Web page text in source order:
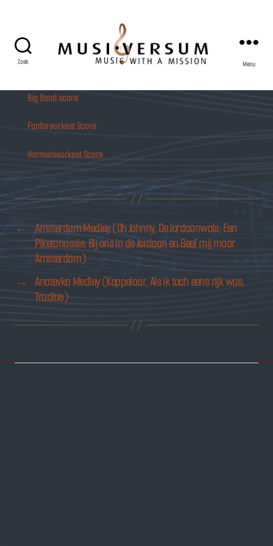
Zoek Menu
Big Band score
Fanfareorkest Score
Harmonieorkest Score
←
Amsterdam Medley (Oh Johnny, De Jordaanwals, Een
Piketanussie, Bij ons in de Jordaan en Geef mij maar
Amsterdam)
→
Anatevka Medley (Koppelaar, Als ik toch eens rijk was,
Traditie)